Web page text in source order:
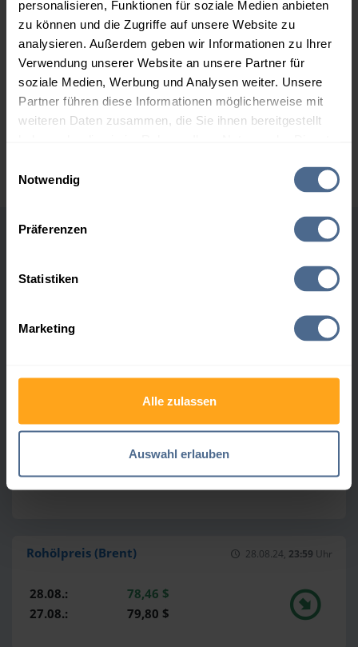
personalisieren, Funktionen für soziale Medien anbieten
zu können und die Zugriffe auf unsere Website zu
analysieren. Außerdem geben wir Informationen zu Ihrer
Verwendung unserer Website an unsere Partner für
soziale Medien, Werbung und Analysen weiter. Unsere
Partner führen diese Informationen möglicherweise mit
weiteren Daten zusammen, die Sie ihnen bereitgestellt
Notwendig
Präferenzen
Statistiken
Marketing
Alle zulassen
Auswahl erlauben
anfänglichen Aufschlägen, im Laufe des Tages ins Minus
gedreht und auch heute sollte es weitere Abschläge geben.
Aktuelle Berechnungen und erste Preistendenzen lassen
zumindest aus morgendlicher Sicht einen Rückgang um rund
einem halben bis einem Cent pro Liter erwarten. Damit
bleiben die Notierungen weiter auf einem sehr attraktiven
Niveau in Näher der bisherigen Jahrestiefstände. Wir raten
Gasölpreis 28.08.24,23:59Uhr
687,25 $
27.08.:
707,50 $
Rohölpreis (Brent) 28.08.24, 23:59 Uhr
28.08.:
78,46 $
27.08.:
79,80 $